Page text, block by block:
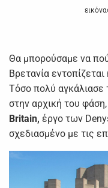
Θα μπορούσαμε να
Βρετανία
Τόσο πολύ αγκάλιασε
στην αρχική του
Britain, έργο των
σχεδιασμένο με τις